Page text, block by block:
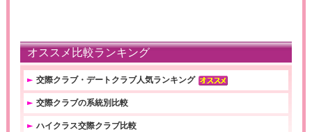
オススメ比較ランキング
交際クラブ・デートクラブ人気ランキング
交際クラブの系統別比較
ハイクラス交際クラブ比較